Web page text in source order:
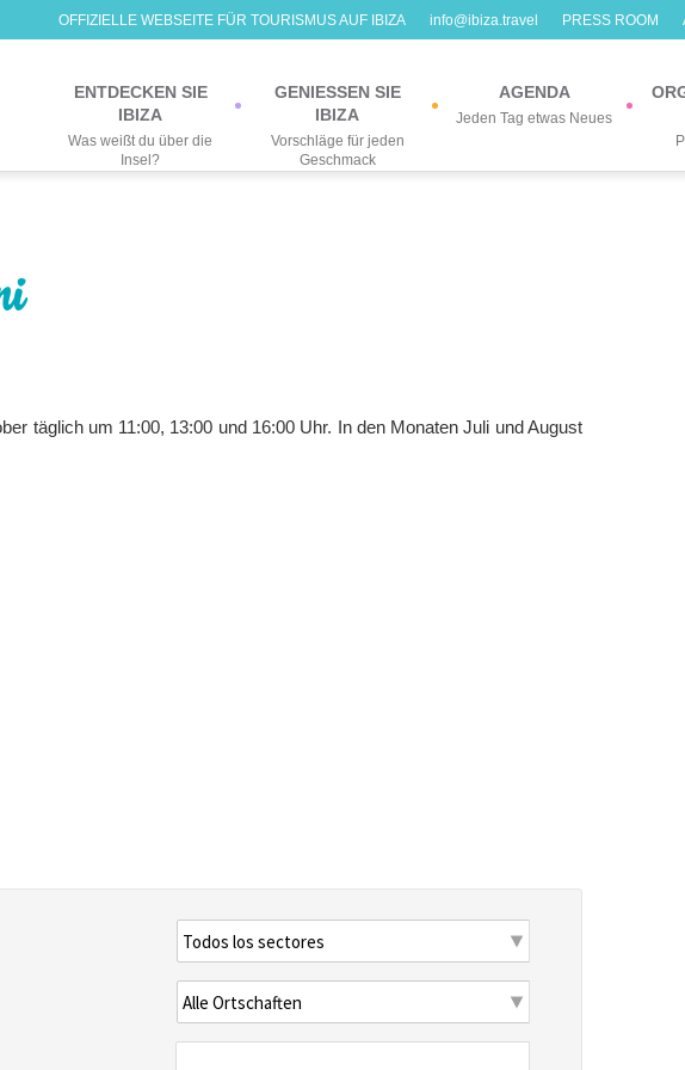
OFFIZIELLE WEBSEITE FÜR TOURISMUS AUF IBIZA info@ibiza.travel PRESS ROOM
ENTDECKEN SIE
IBIZA
Was weißt du über die
Insel?
GENIESSEN SIE
IBIZA
Vorschläge für jeden
Geschmack
AGENDA
Jeden Tag etwas Neues
täglich um 11:00, 13:00 und 16:00 Uhr. In den Monaten Juli und August